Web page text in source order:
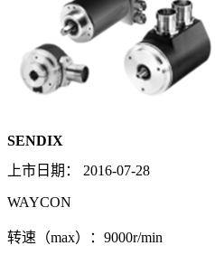
SENDIX
上市日期： 2016-07-28
WAYCON
转速（max）：9000r/min